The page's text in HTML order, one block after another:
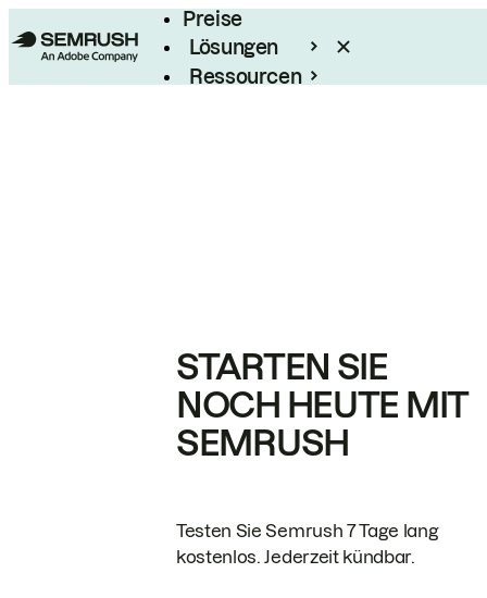
Preise
Lösungen
Ressourcen
STARTEN SIE
NOCH HEUTE MIT
SEMRUSH
Testen Sie Semrush 7 Tage lang
kostenlos. Jederzeit kündbar.